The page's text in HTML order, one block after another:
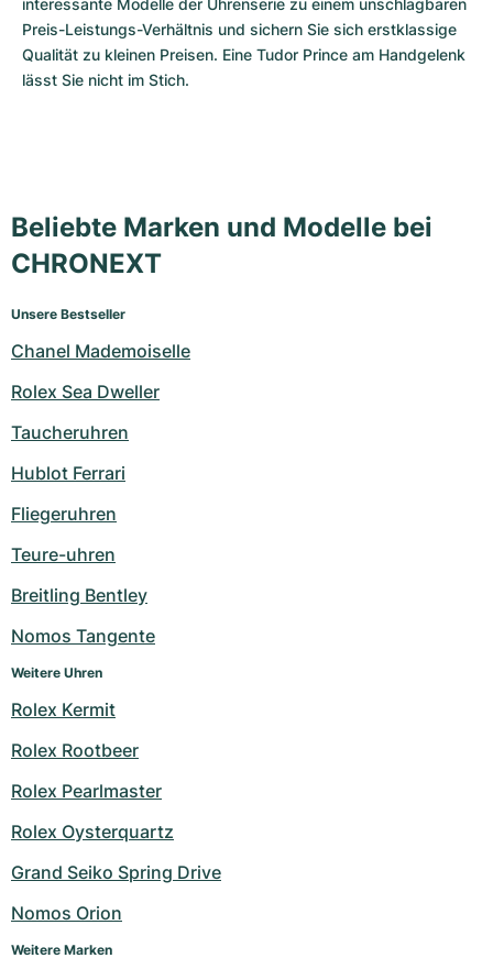
Preis-Leistungs-Verhältnis und sichern Sie sich erstklassige
Qualität zu kleinen Preisen. Eine Tudor Prince am Handgelenk
lässt Sie nicht im Stich.
Beliebte Marken und Modelle bei
CHRONEXT
Unsere Bestseller
Chanel Mademoiselle
Rolex Sea Dweller
Taucheruhren
Hublot Ferrari
Fliegeruhren
Teure-uhren
Breitling Bentley
Nomos Tangente
Weitere Uhren
Rolex Kermit
Rolex Rootbeer
Rolex Pearlmaster
Rolex Oysterquartz
Grand Seiko Spring Drive
Nomos Orion
Weitere Marken